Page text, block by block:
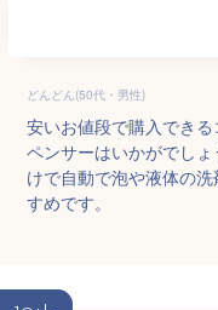
どんどん(50代・男性)
安いお値段で購入でき
ペンサーはいかがでし
けで自動で泡や液体の
すめです。